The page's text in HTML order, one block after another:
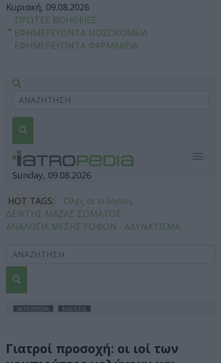
Κυριακή, 09.08.2026
ΠΡΩΤΕΣ ΒΟΗΘΕΙΕΣ
ΕΦΗΜΕΡΕΥΟΝΤΑ ΝΟΣΟΚΟΜΕΙΑ
ΕΦΗΜΕΡΕΥΟΝΤΑ ΦΑΡΜΑΚΕΙΑ
Sunday, 09.08.2026
HOT TAGS:
Όλες οι ειδήσεις
ΔΕΙΚΤΗΣ ΜΑΖΑΣ ΣΩΜΑΤΟΣ
ΑΝΑΛΟΓΙΑ ΜΕΣΗΣ ΓΟΦΩΝ
ΑΔΥΝΑΤΙΣΜΑ
IATROPEDIA ΕΙΔΗΣΕΙΣ
Γιατροί προσοχή: οι ιοί των